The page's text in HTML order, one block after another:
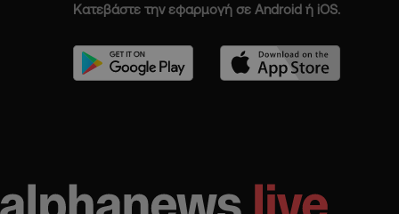
Κατεβάστε την εφαρμογή σε Android ή iOS.